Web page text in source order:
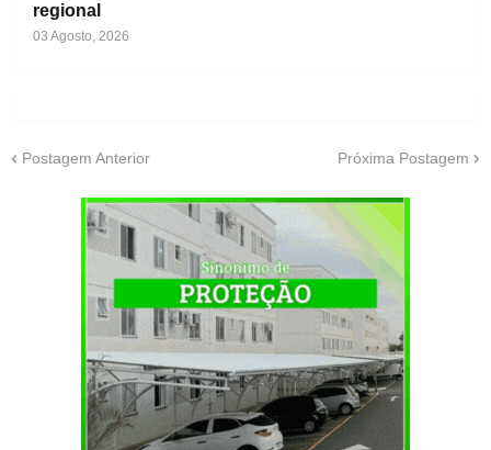
regional
03 Agosto, 2026
Postagem Anterior Próxima Postagem